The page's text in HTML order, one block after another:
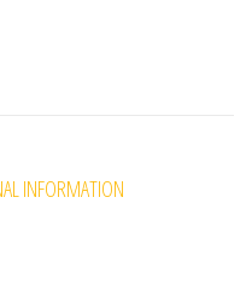
INFORMATION